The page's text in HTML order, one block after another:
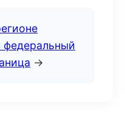
федеральный
→